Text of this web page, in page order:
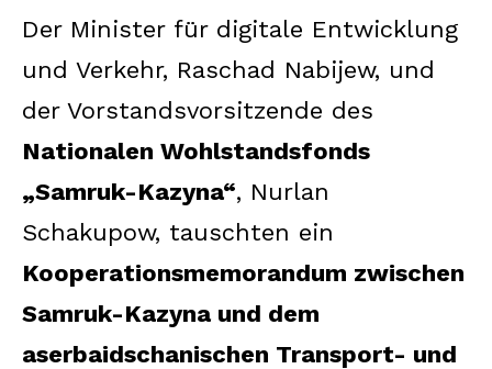
Der Minister für digitale Entwicklung
und Verkehr, Raschad Nabijew, und
der Vorstandsvorsitzende des
Nationalen Wohlstandsfonds
„Samruk-Kazyna“, Nurlan
Schakupow, tauschten ein
Kooperationsmemorandum zwischen
Samruk-Kazyna und dem
aserbaidschanischen Transport- und